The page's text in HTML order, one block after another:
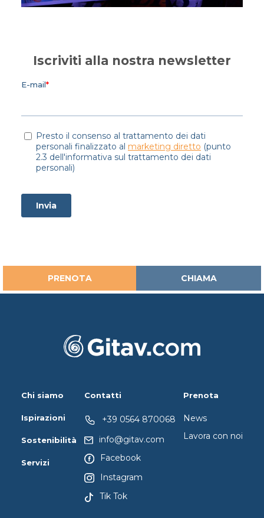
Iscriviti alla nostra newsletter
PRENOTA CHIAMA
Chi siamo
Ispirazioni
Sostenibilità
Servizi
Contatti
+39 0564 870068
info@gitav.com
Facebook
Instagram
Tik Tok
Prenota
News
Lavora con noi